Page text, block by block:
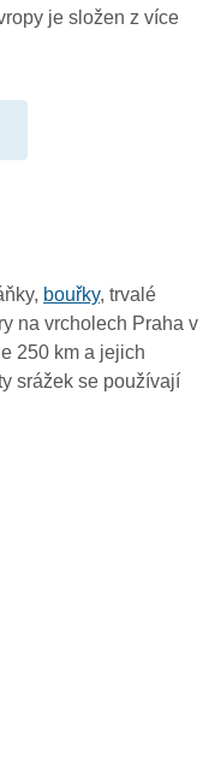
11:20
09:40
09:30
09:20
09:10
je složen z více
bouřky, trvalé
na vrcholech Praha v
250 km a jejich
srážek se používají